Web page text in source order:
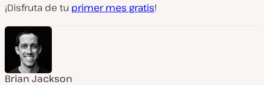
¡Disfruta de tu primer mes gratis!
Brian Jackson